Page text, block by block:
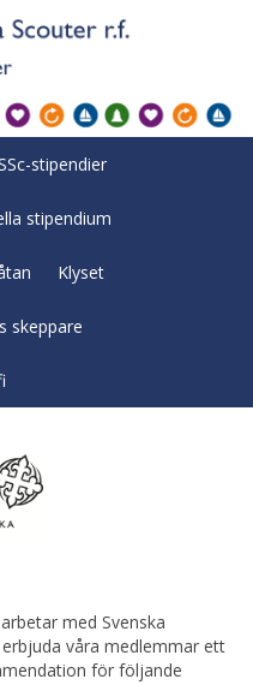
stipendier
stipendium
Klyset
skeppare
med Svenska
våra medlemmar ett
för följande